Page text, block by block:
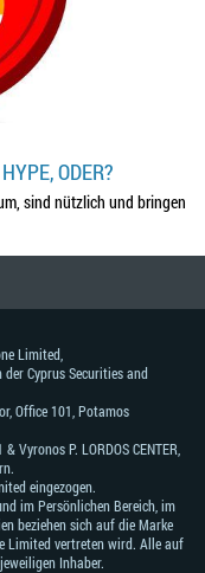
ODER?
sind nützlich und bringen
Limited,
Cyprus Securities and
Office 101, Potamos
Vyronos Р. LORDOS CENTER,
eingezogen.
im Persönlichen Bereich, im
beziehen sich auf die Marke
Limited vertreten wird. Alle auf
Inhaber.